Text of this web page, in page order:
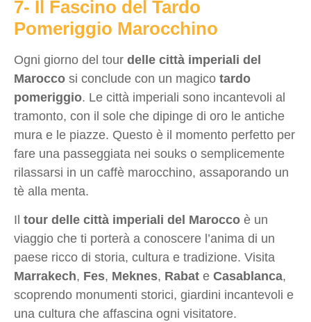
7- Il Fascino del Tardo
Pomeriggio Marocchino
Ogni giorno del tour delle città imperiali del
Marocco si conclude con un magico tardo
pomeriggio. Le città imperiali sono incantevoli al
tramonto, con il sole che dipinge di oro le antiche
mura e le piazze. Questo è il momento perfetto per
fare una passeggiata nei souks o semplicemente
rilassarsi in un caffè marocchino, assaporando un
tè alla menta.
Il tour delle città imperiali del Marocco è un
viaggio che ti porterà a conoscere l’anima di un
paese ricco di storia, cultura e tradizione. Visita
Marrakech, Fes, Meknes, Rabat e Casablanca,
scoprendo monumenti storici, giardini incantevoli e
una cultura che affascina ogni visitatore.